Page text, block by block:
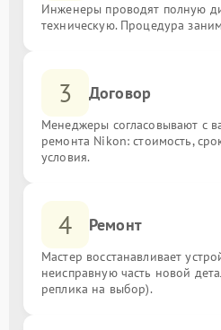
Инженеры проводят полную
техническую. Процедура
3 Договор
Менеджеры согласовывают с
ремонта Nikon: стоимость,
условия.
4 Ремонт
Мастер восстанавливает
неисправную часть новой
реплика на выбор).